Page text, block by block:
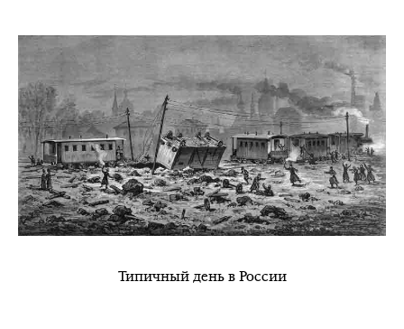
Типичный день в России